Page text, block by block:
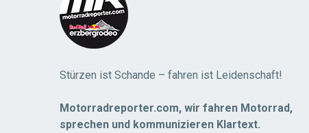
Stürzen ist Schande – fahren ist Leidenschaft!
Motorradreporter.com, wir fahren Motorrad,
sprechen und kommunizieren Klartext.